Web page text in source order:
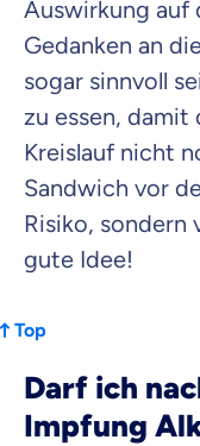
Auswirkung auf
Gedanken an
sogar sinnvoll
zu essen, damit
Kreislauf nicht
Sandwich vor
Risiko, sondern
gute Idee!
Top
Darf ich
Impfung